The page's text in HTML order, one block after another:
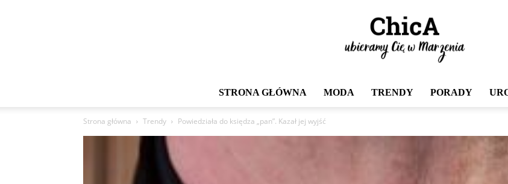
STRONA GŁÓWNA MODA TRENDY PORADY
Strona główna Trendy Powiedziała do księdza „pan”. Kazał jej wyjść